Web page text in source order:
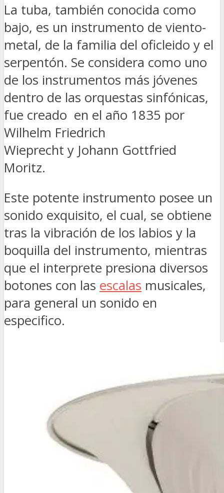
La tuba, también conocida como
bajo, es un instrumento de viento-
metal, de la familia del oficleido y el
serpentón. Se considera como uno
de los instrumentos más jóvenes
dentro de las orquestas sinfónicas,
fue creado en el año 1835 por
Wilhelm Friedrich
Wieprecht y Johann Gottfried
Moritz.
Este potente instrumento posee un
sonido exquisito, el cual, se obtiene
tras la vibración de los labios y la
boquilla del instrumento, mientras
que el interprete presiona diversos
botones con las escalas musicales,
para general un sonido en
especifico.